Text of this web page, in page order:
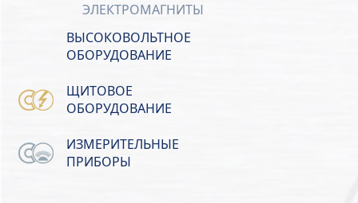
ЭЛЕКТРОМАГНИТЫ
ВЫСОКОВОЛЬТНОЕ
ОБОРУДОВАНИЕ
ЩИТОВОЕ
ОБОРУДОВАНИЕ
ИЗМЕРИТЕЛЬНЫЕ
ПРИБОРЫ